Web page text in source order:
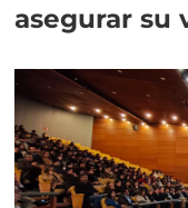
asegurar su